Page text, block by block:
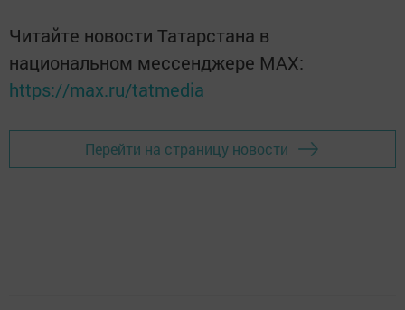
Читайте новости Татарстана в
национальном мессенджере MАХ:
https://max.ru/tatmedia
Перейти на страницу новости